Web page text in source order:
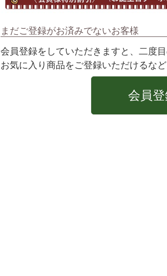
まだご登録がお済みでないお客様
会員登録をしていただきますと、二度
お気に入り商品をご登録いただけるな
会員